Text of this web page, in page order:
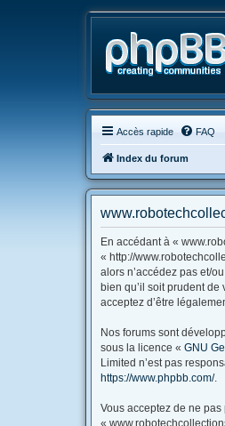
Accès rapide FAQ
Index du forum
En accédant à «
« http://
alors n’accédez pas et/
bien qu’il soit prudent
acceptez d’être
Nos forums sont
sous la licence « GNU
Limited n’est pas
https://www.phpbb.com/.
Vous acceptez de ne
«